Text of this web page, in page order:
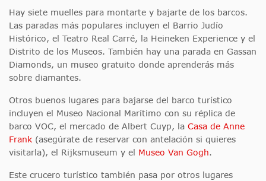
Hay siete muelles para montarte y bajarte de los barcos.
Las paradas más populares incluyen el Barrio Judío
Histórico, el Teatro Real Carré, la Heineken Experience y el
Distrito de los Museos. También hay una parada en Gassan
Diamonds, un museo gratuito donde aprenderás más
sobre diamantes.
Otros buenos lugares para bajarse del barco turístico
incluyen el Museo Nacional Marítimo con su réplica de
barco VOC, el mercado de Albert Cuyp, la Casa de Anne
Frank (asegúrate de reservar con antelación si quieres
visitarla), el Rijksmuseum y el Museo Van Gogh.
Este crucero turístico también pasa por otros lugares